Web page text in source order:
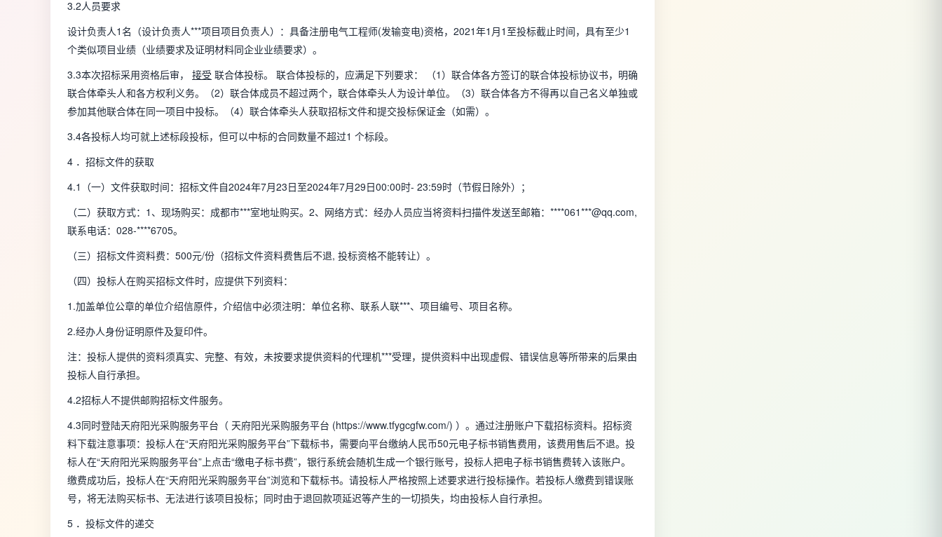
3.2人员要求
设计负责人1名（设计负责人***项目项目负责人）：具备注册电气工程师(发输变电)资格，2021年1月1至投标截止时间，具有至少1
个类似项目业绩（业绩要求及证明材料同企业业绩要求）。
3.3本次招标采用资格后审， 接受 联合体投标。 联合体投标的，应满足下列要求： （1）联合体各方签订的联合体投标协议书，明确
联合体牵头人和各方权利义务。（2）联合体成员不超过两个，联合体牵头人为设计单位。（3）联合体各方不得再以自己名义单独或
参加其他联合体在同一项目中投标。（4）联合体牵头人获取招标文件和提交投标保证金（如需）。
3.4各投标人均可就上述标段投标，但可以中标的合同数量不超过1 个标段。
4 ．招标文件的获取
4.1（一）文件获取时间：招标文件自2024年7月23日至2024年7月29日00:00时- 23:59时（节假日除外）；
（二）获取方式：1、现场购买：成都市***室地址购买。2、网络方式：经办人员应当将资料扫描件发送至邮箱：****061***@qq.com,
联系电话：028-****6705。
（三）招标文件资料费：500元/份（招标文件资料费售后不退, 投标资格不能转让）。
（四）投标人在购买招标文件时，应提供下列资料：
1.加盖单位公章的单位介绍信原件，介绍信中必须注明：单位名称、联系人联***、项目编号、项目名称。
2.经办人身份证明原件及复印件。
注：投标人提供的资料须真实、完整、有效，未按要求提供资料的代理机***受理，提供资料中出现虚假、错误信息等所带来的后果由
投标人自行承担。
4.2招标人不提供邮购招标文件服务。
4.3同时登陆天府阳光采购服务平台（ 天府阳光采购服务平台 (https://www.tfygcgfw.com/) ）。通过注册账户下载招标资料。招标资
料下载注意事项：投标人在“天府阳光采购服务平台”下载标书，需要向平台缴纳人民币50元电子标书销售费用，该费用售后不退。投
标人在“天府阳光采购服务平台”上点击“缴电子标书费”，银行系统会随机生成一个银行账号，投标人把电子标书销售费转入该账户。
缴费成功后，投标人在“天府阳光采购服务平台”浏览和下载标书。请投标人严格按照上述要求进行投标操作。若投标人缴费到错误账
号，将无法购买标书、无法进行该项目投标；同时由于退回款项延迟等产生的一切损失，均由投标人自行承担。
5 ．投标文件的递交